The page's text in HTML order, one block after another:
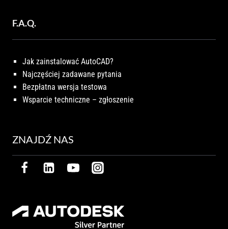
F.A.Q.
Jak zainstalować AutoCAD?
Najczęściej zadawane pytania
Bezpłatna wersja testowa
Wsparcie techniczne – zgłoszenie
ZNAJDŹ NAS